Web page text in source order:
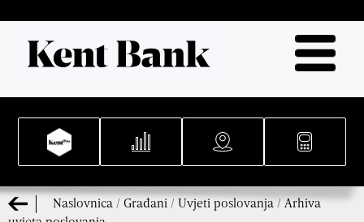
Naslovnica / Građani / Uvjeti poslovanja/Arhiva